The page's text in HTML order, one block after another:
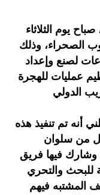
يوم الثلاثاء
الصحراء، وذلك
لصنع وإعداد
عمليات للهجرة
الدولي
أنه تم تنفيذ هذه
من سلوان
وشارك فيها فريق
والتحري
المشتبه فيهم